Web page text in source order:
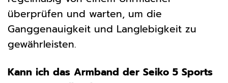
überprüfen und warten, um die
Ganggenauigkeit und Langlebigkeit zu
gewährleisten.
Kann ich das Armband der Seiko 5 Sports